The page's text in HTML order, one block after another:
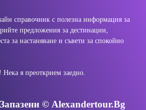
справочник с полезна информация за
предложения за дестинации,
за настаняване и съвети за спокойно
Нека я преоткрием заедно.
© Alexandertour.bg